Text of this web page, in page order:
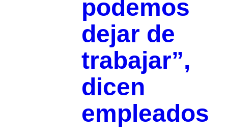
podemos
dejar de
trabajar”,
dicen
empleados